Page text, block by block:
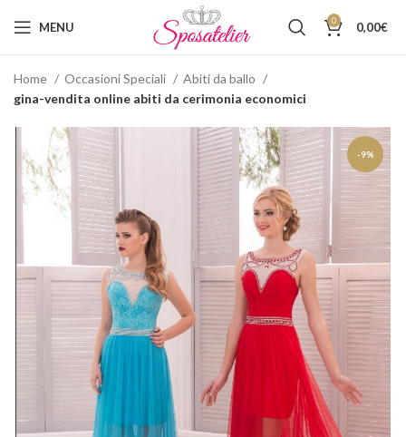
MENU 0 0,00€
Home Occasioni Speciali
Abiti da ballo
gina-vendita online abiti da cerimonia economici
-9%